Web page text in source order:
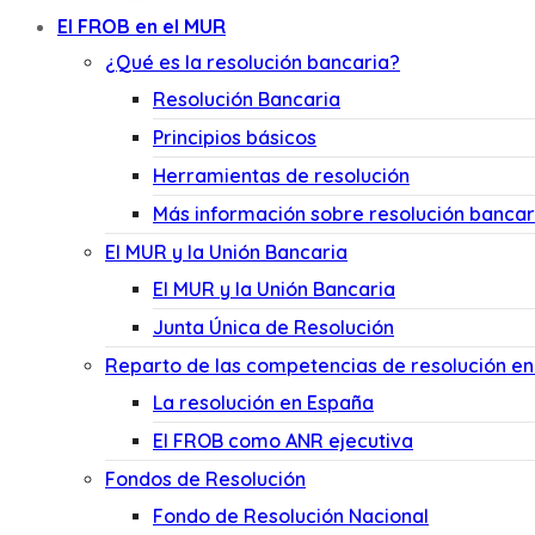
El FROB en el MUR
¿Qué es la resolución bancaria?
Resolución Bancaria
Principios básicos
Herramientas de resolución
Más información sobre resolución
El MUR y la Unión Bancaria
El MUR y la Unión Bancaria
Junta Única de Resolución
Reparto de las competencias de resolución en
La resolución en España
El FROB como ANR ejecutiva
Fondos de Resolución
Fondo de Resolución Nacional